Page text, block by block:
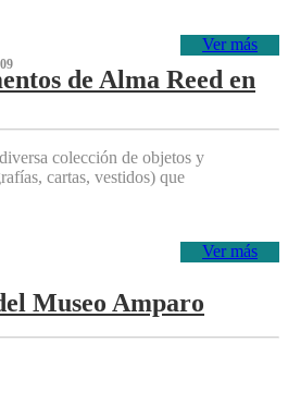
Ver más
de Alma Reed en
colección de objetos y
cartas, vestidos) que
Ver más
Museo Amparo